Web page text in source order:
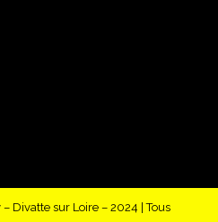
Divatte sur Loire – 2024 | Tous